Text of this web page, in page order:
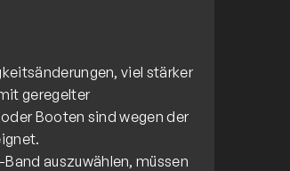
viel stärker
geregelter
Booten sind wegen der
auszuwählen, müssen